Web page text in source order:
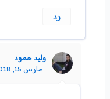
رد
وليد حمود
مارس 15, 2018 الساعة 6:47 م